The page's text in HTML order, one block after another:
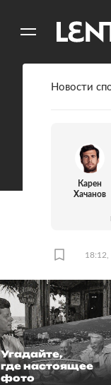
Новости
Карен
Хачанов
18:12,
Угадайте,
где настоящее
фото